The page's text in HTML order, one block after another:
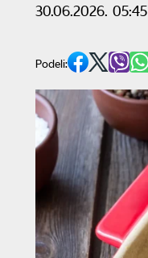
30.06.2026. 05:45
Podeli: